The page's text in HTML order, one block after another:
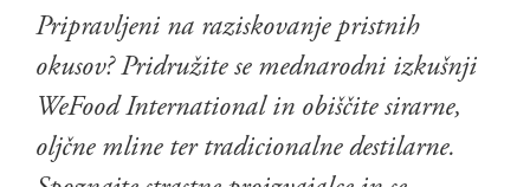
Pripravljeni na raziskovanje pristnih
okusov? Pridružite se mednarodni izkušnji
WeFood International in obiščite sirarne,
oljčne mline ter tradicionalne destilarne.